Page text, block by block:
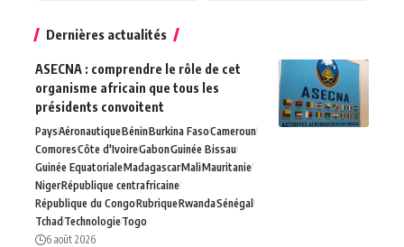
Dernières actualités
ASECNA : comprendre le rôle de cet
organisme africain que tous les
présidents convoitent
PaysAéronautiqueBéninBurkina FasoCameroun
ComoresCôte d'IvoireGabonGuinée Bissau
Guinée EquatorialeMadagascarMaliMauritanie
NigerRépublique centrafricaine
République du CongoRubriqueRwandaSénégal
TchadTechnologieTogo
6 août 2026